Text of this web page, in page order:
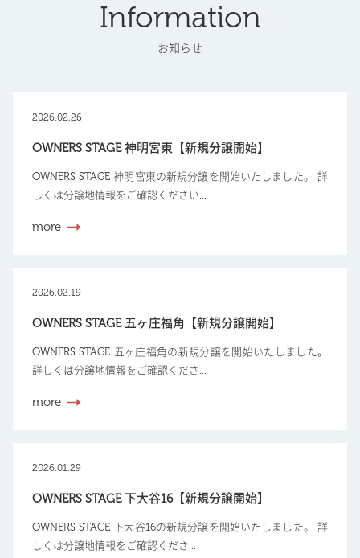
Information
お知らせ
2026.02.26
OWNERS STAGE 神明宮東【新規分譲開始】
OWNERS STAGE 神明宮東の新規分譲を開始いたしました。 詳
しくは分譲地情報をご確認ください...
more
2026.02.19
OWNERS STAGE 五ヶ庄福角【新規分譲開始】
OWNERS STAGE 五ヶ庄福角の新規分譲を開始いたしました。
詳しくは分譲地情報をご確認くださ...
more
2026.01.29
OWNERS STAGE 下大谷16【新規分譲開始】
OWNERS STAGE 下大谷16の新規分譲を開始いたしました。 詳
しくは分譲地情報をご確認くださ...